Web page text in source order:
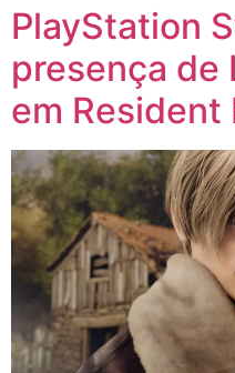
PlayStation
presença de
em Resident